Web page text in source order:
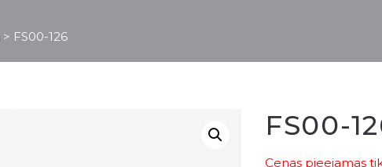
> FS00-126
FS00-
Cenas pieejamas